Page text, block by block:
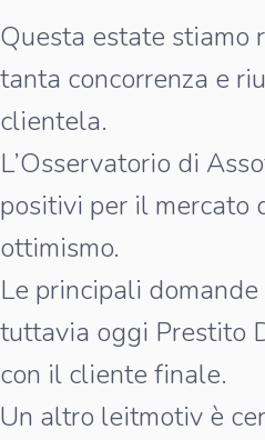
Questa estate stiamo
tanta concorrenza e
clientela.
L’Osservatorio di
positivi per il mercato
ottimismo.
Le principali
tuttavia oggi Prestito
con il cliente finale.
Un altro leitmotiv è